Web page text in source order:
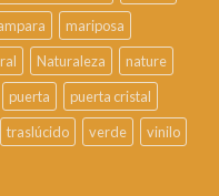
mariposa
Naturaleza
nature
puerta
puerta cristal
traslúcido verde
vinilo